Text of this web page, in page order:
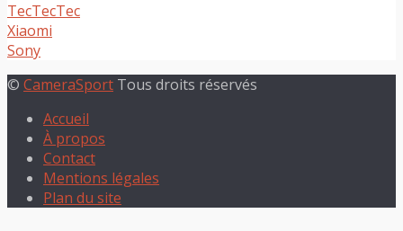
TecTecTec
Xiaomi
Sony
© CameraSport Tous droits réservés
Accueil
À propos
Contact
Mentions légales
Plan du site